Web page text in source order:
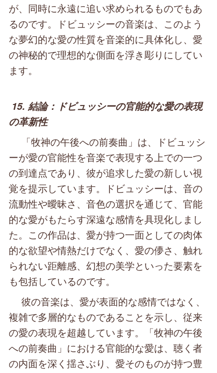
が、同時に永遠に追い求められるものでもあ
るのです。ドビュッシーの音楽は、このよう
な夢幻的な愛の性質を音楽的に具体化し、愛
の神秘的で理想的な側面を浮き彫りにしてい
ます。
15. 結論：ドビュッシーの官能的な愛の表現
の革新性
「牧神の午後への前奏曲」は、ドビュッシ
ーが愛の官能性を音楽で表現する上での一つ
の到達点であり、彼が追求した愛の新しい視
覚を提示しています。ドビュッシーは、音の
流動性や曖昧さ、音色の選択を通じて、官能
的な愛がもたらす深遠な感情を具現化しまし
た。この作品は、愛が持つ一面としての肉体
的な欲望や情熱だけでなく、愛の儚さ、触れ
られない距離感、幻想の美学といった要素を
も包括しているのです。
彼の音楽は、愛が表面的な感情ではなく、
複雑で多層的なものであることを示し、従来
の愛の表現を超越しています。「牧神の午後
への前奏曲」における官能的な愛は、聴く者
の内面を深く揺さぶり、愛そのものが持つ豊